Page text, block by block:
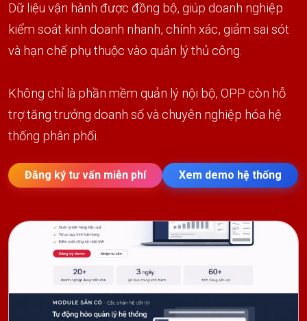
Dữ liệu vận hành được đồng bộ, giúp doanh nghiệp
kiểm soát kinh doanh nhanh, chính xác, giảm sai sót
và hạn chế phụ thuộc vào quản lý thủ công.
Không chỉ là phần mềm quản lý nội bộ, OPP còn hỗ
trợ tăng trưởng doanh số và chuyên nghiệp hóa hệ
thống phân phối.
Đăng ký tư vấn miễn phí Xem demo hệ thống